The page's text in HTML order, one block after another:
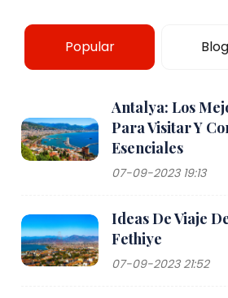
Popular
Antalya: Los
Para Visitar Y
Esenciales
07-09-2023 19:13
Ideas De Viaje
Fethiye
07-09-2023 21:52